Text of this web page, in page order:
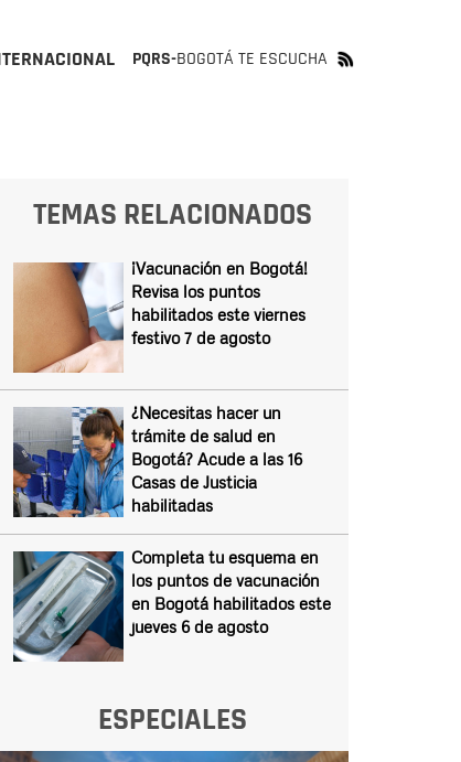
PQRS-BOGOTÁ TE ESCUCHA
TEMAS RELACIONADOS
¡Vacunación en Bogotá!
Revisa los puntos
habilitados este viernes
festivo 7 de agosto
¿Necesitas hacer un
trámite de salud en
Bogotá? Acude a las 16
Casas de Justicia
habilitadas
Completa tu esquema en
los puntos de vacunación
en Bogotá habilitados este
jueves 6 de agosto
ESPECIALES